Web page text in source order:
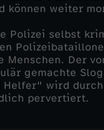
können weiter
Polizei selbst
Menschen. Der
gemachte
Helfer" wird
pervertiert.